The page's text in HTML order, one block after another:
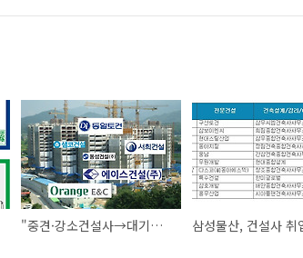
"중견·강소건설사→대기업 환승전략 어때?"…건설취업, 경력관리가 먼저다